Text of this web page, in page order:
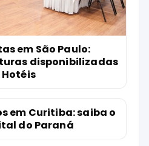
em São Paulo:
disponibilizadas
em Curitiba: saiba o
do Paraná